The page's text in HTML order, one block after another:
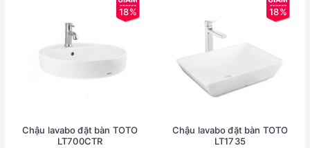
18%
Chậu lavabo đặt bàn TOTO
LT700CTR
18%
Chậu lavabo đặt bàn TOTO
LT1735